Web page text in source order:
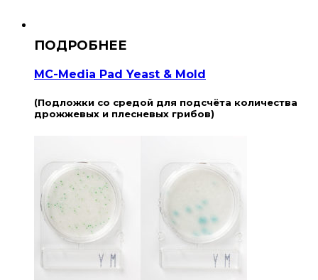
MC-Media Pad Yeast & Mold
(Подложки со средой для подсчёта количества
дрожжевых и плесневых грибов)